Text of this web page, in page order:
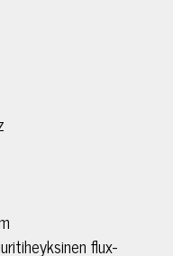
flux-